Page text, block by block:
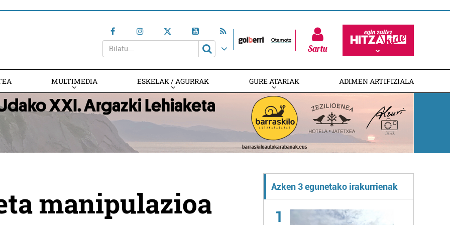
Sartu
MULTIMEDIA ESKELAK / AGURRAK GURE ATARIAK ADIMEN ARTIFIZIALA
manipulazioa Azken 3 egunetako irakurrienak
1